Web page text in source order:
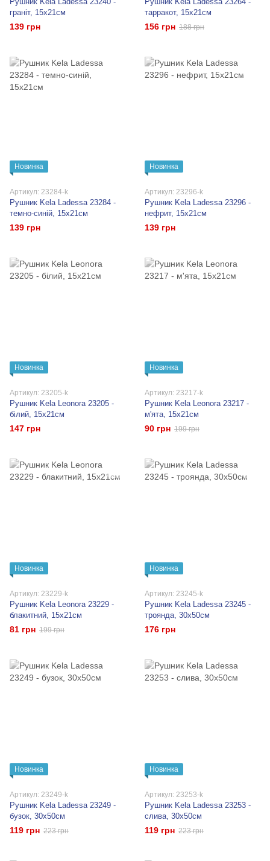
граніт, 15x21см
139 грн
тарракот, 15x21см
156 грн 188 грн
Новинка
Артикул: 23284-k
Рушник Kela Ladessa 23284 -
темно-синій, 15x21см
139 грн
Новинка
Артикул: 23296-k
Рушник Kela Ladessa 23296 -
нефрит, 15x21см
139 грн
Новинка
Артикул: 23205-k
Рушник Kela Leonora 23205 -
білий, 15x21см
147 грн
Новинка
Артикул: 23217-k
Рушник Kela Leonora 23217 -
м'ята, 15x21см
90 грн 199 грн
Новинка
Артикул: 23229-k
Рушник Kela Leonora 23229 -
блакитний, 15x21см
81 грн 199 грн
Новинка
Артикул: 23245-k
Рушник Kela Ladessa 23245 -
троянда, 30x50см
176 грн
Новинка
Артикул: 23249-k
Рушник Kela Ladessa 23249 -
бузок, 30x50см
119 грн 223 грн
Новинка
Артикул: 23253-k
Рушник Kela Ladessa 23253 -
слива, 30x50см
119 грн 223 грн